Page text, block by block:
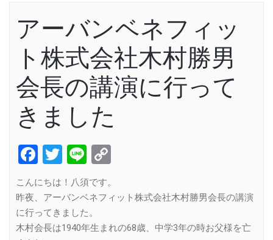
アーバンベネフィッ
ト株式会社木村勝男
会長の講演に行って
きました
Facebook
Twitter
Line
こんにちは！八須です。
昨夜、アーバンベネフィット株式会社木村勝男会長の講演
に行ってきました。
木村会長は1940年生まれの68歳、中学3年の時お父様を亡